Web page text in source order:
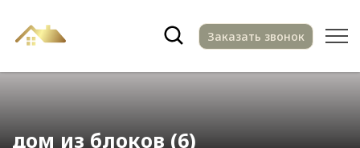
Заказать звонок
дом из блоков (6)